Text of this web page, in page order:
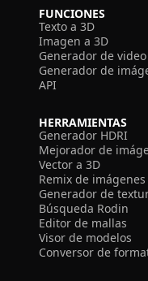
FUNCIONES
Texto a 3D
Imagen a 3D
Generador de
Generador de
API
HERRAMIENTAS
Generador HDRI
Mejorador de
Vector a 3D
Remix de imágenes
Generador de
Búsqueda Rodin
Editor de mallas
Visor de modelos
Conversor de